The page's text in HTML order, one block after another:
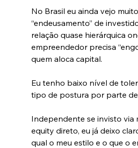
No Brasil eu ainda vejo muito
“endeusamento” de
relação quase hierárquica
empreendedor precisa
quem aloca capital.
Eu tenho baixo nível de
tipo de postura por parte
Independente se invisto via
equity direto, eu já deixo
qual o meu estilo e o que o